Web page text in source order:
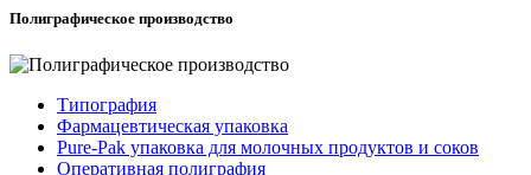
Полиграфическое производство
Типография
Фармацевтическая упаковка
Pure-Pak упаковка для молочных продуктов и соков
Оперативная полиграфия